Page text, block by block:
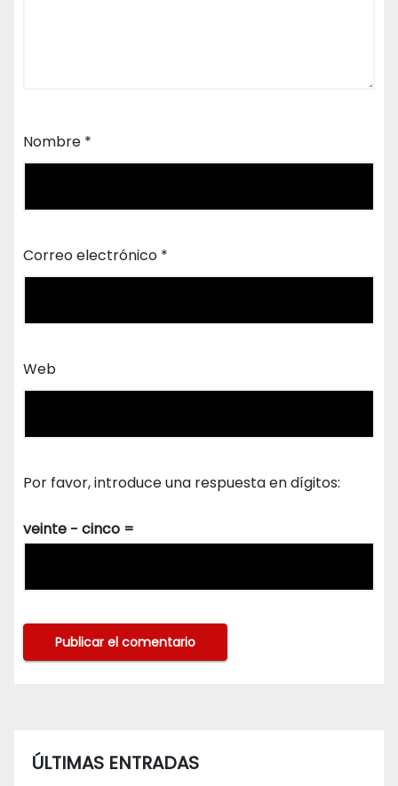
Nombre *
Correo electrónico *
Web
Por favor, introduce una respuesta en dígitos:
veinte − cinco =
ÚLTIMAS ENTRADAS